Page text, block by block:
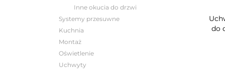
Inne okucia do drzwi
Systemy przesuwne
Kuchnia
Montaż
Oświetlenie
Uchwyty
do